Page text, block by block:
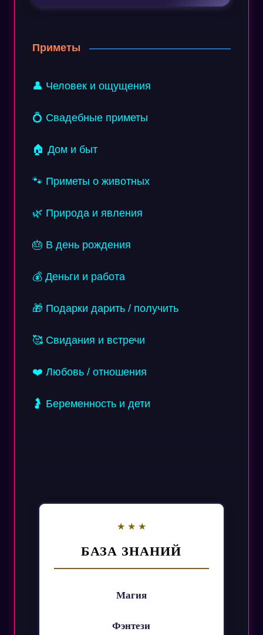
Приметы
👤 Человек и ощущения
💍 Свадебные приметы
🏠 Дом и быт
🐾 Приметы о животных
🌿 Природа и явления
🎂 В день рождения
💰 Деньги и работа
🎁 Подарки дарить / получить
🥰 Свидания и встречи
❤️ Любовь / отношения
🤰 Беременность и дети
БАЗА ЗНАНИЙ
Магия
Фэнтези